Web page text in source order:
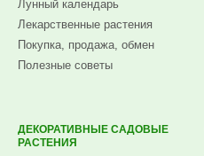
Лунный календарь
Лекарственные растения
Покупка, продажа, обмен
Полезные советы
ДЕКОРАТИВНЫЕ САДОВЫЕ
РАСТЕНИЯ